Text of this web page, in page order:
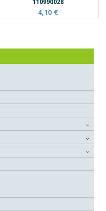
110990028
4,10 €